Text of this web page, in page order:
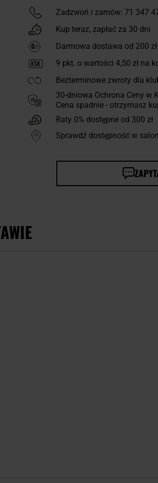
Zadzwoń i zamów: 71 347
Kup teraz, zapłać za 30 dni
Darmowa dostawa od 200 zł
9 pkt. o wartości 4,50 złna
Bezterminowe zwroty dla
30-dniowa Ochrona Ceny w
Cena spadnie - otrzymasz
Raty 0% dostępne od 300 zł
Sprawdź dostępność w